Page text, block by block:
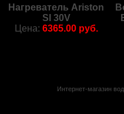
Нагреватель Ariston
SI 30V
Цена: 6365.00 руб.
Интернет-магазин